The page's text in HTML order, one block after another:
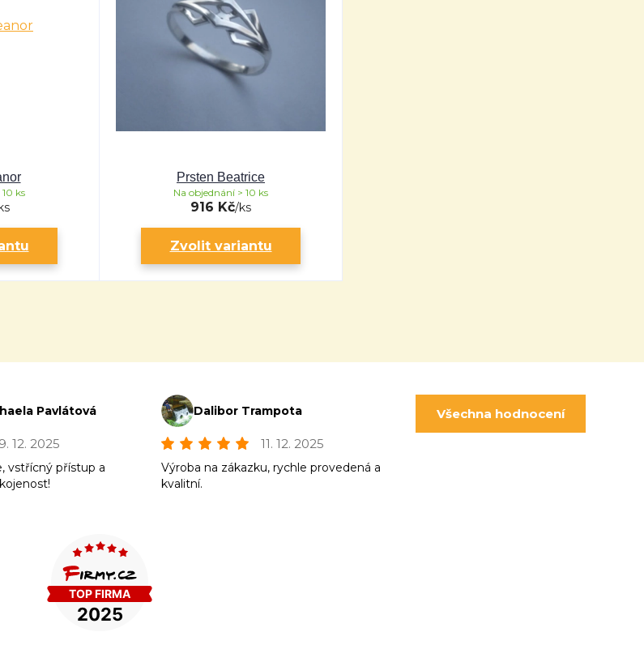
ks
Prsten Beatrice
916 Kč/ks
Na objednání > 10 ks
Zvolit variantu
Pavlátová
12. 2025
vstřícný přístup a
Dalibor Trampota
11. 12. 2025
Výroba na zákazku, rychle provedená a
kvalitní.
Všechna hodnocení